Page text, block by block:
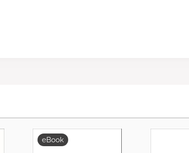
eBook